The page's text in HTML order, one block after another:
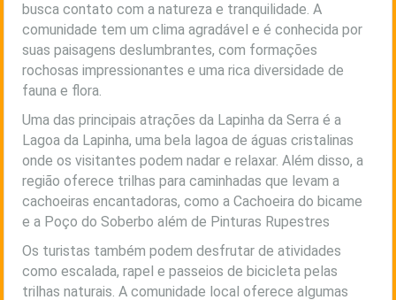
busca contato com a natureza e tranquilidade. A
comunidade tem um clima agradável e é conhecida por
suas paisagens deslumbrantes, com formações
rochosas impressionantes e uma rica diversidade de
fauna e flora.
Uma das principais atrações da Lapinha da Serra é a
Lagoa da Lapinha, uma bela lagoa de águas cristalinas
onde os visitantes podem nadar e relaxar. Além disso, a
região oferece trilhas para caminhadas que levam a
cachoeiras encantadoras, como a Cachoeira do bicame
e a Poço do Soberbo além de Pinturas Rupestres
Os turistas também podem desfrutar de atividades
como escalada, rapel e passeios de bicicleta pelas
trilhas naturais. A comunidade local oferece algumas